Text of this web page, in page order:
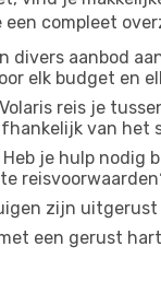
een compleet
divers aanbod
elk budget en
reis je
van het
Heb je hulp nodig
zijn
een gerust